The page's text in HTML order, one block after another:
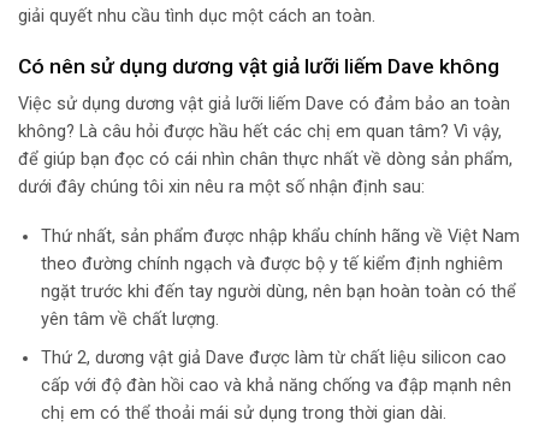
giải quyết nhu cầu tình dục một cách an toàn.
Có nên sử dụng dương vật giả lưỡi liếm Dave không
Việc sử dụng dương vật giả lưỡi liếm Dave có đảm bảo an toàn
không? Là câu hỏi được hầu hết các chị em quan tâm? Vì vậy,
để giúp bạn đọc có cái nhìn chân thực nhất về dòng sản phẩm,
dưới đây chúng tôi xin nêu ra một số nhận định sau:
Thứ nhất, sản phẩm được nhập khẩu chính hãng về Việt Nam
theo đường chính ngạch và được bộ y tế kiểm định nghiêm
ngặt trước khi đến tay người dùng, nên bạn hoàn toàn có thể
yên tâm về chất lượng.
Thứ 2, dương vật giả Dave được làm từ chất liệu silicon cao
cấp với độ đàn hồi cao và khả năng chống va đập mạnh nên
chị em có thể thoải mái sử dụng trong thời gian dài.